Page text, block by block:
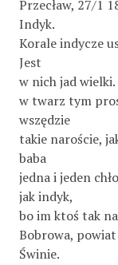
Przecław, 27/1
Indyk.
Korale indycze
Jest
w nich jad wielki.
w twarz tym
wszędzie
takie naroście,
baba
jedna i jeden
jak indyk,
bo im ktoś tak na
Bobrowa,
Świnie.